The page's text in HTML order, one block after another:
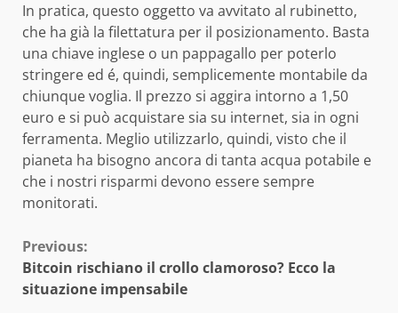
In pratica, questo oggetto va avvitato al rubinetto,
che ha già la filettatura per il posizionamento. Basta
una chiave inglese o un pappagallo per poterlo
stringere ed é, quindi, semplicemente montabile da
chiunque voglia. Il prezzo si aggira intorno a 1,50
euro e si può acquistare sia su internet, sia in ogni
ferramenta. Meglio utilizzarlo, quindi, visto che il
pianeta ha bisogno ancora di tanta acqua potabile e
che i nostri risparmi devono essere sempre
monitorati.
Continue
Reading
Previous:
Bitcoin rischiano il crollo clamoroso? Ecco la
situazione impensabile